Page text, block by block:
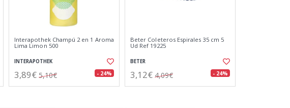
Interapothek Champú 2 en 1 Aroma
Lima Limon 500
INTERAPOTHEK
3,89€ 5,10€ - 24%
Beter Coleteros Espirales 35 cm 5
Ud Ref 19225
BETER
3,12€ 4,09€ - 24%